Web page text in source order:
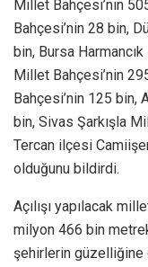
Millet Bahçesi’nin
Bahçesi’nin 28 bin,
bin, Bursa
Millet Bahçesi’nin
Bahçesi’nin 125 bin,
bin, Sivas Şarkışla
Tercan ilçesi
olduğunu bildirdi.
Açılışı yapılacak
milyon 466 bin
şehirlerin